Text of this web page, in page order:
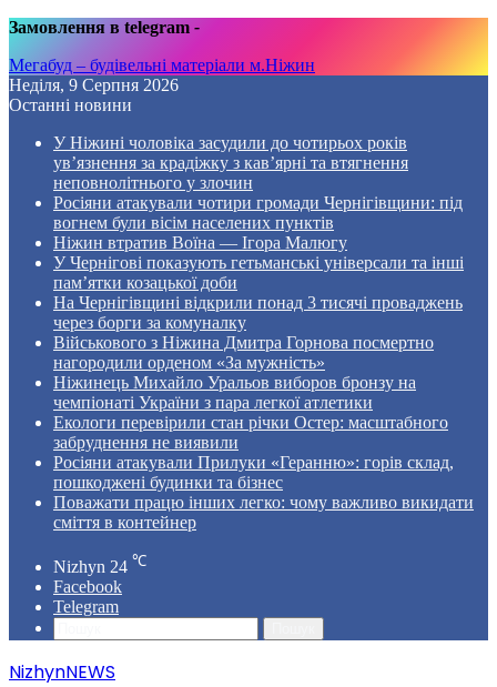
Замовлення в telegram -
Мегабуд – будівельні матеріали м.Ніжин
Неділя, 9 Серпня 2026
Останні новини
У Ніжині чоловіка засудили до чотирьох років
ув’язнення за крадіжку з кав’ярні та втягнення
неповнолітнього у злочин
Росіяни атакували чотири громади Чернігівщини: під
вогнем були вісім населених пунктів
Ніжин втратив Воїна — Ігора Малюгу
У Чернігові показують гетьманські універсали та інші
пам’ятки козацької доби
На Чернігівщині відкрили понад 3 тисячі проваджень
через борги за комуналку
Військового з Ніжина Дмитра Горнова посмертно
нагородили орденом «За мужність»
Ніжинець Михайло Уральов виборов бронзу на
чемпіонаті України з пара легкої атлетики
Екологи перевірили стан річки Остер: масштабного
забруднення не виявили
Росіяни атакували Прилуки «Геранню»: горів склад,
пошкоджені будинки та бізнес
Поважати працю інших легко: чому важливо викидати
сміття в контейнер
Nizhyn 24 ℃
Facebook
Telegram
NizhynNEWS